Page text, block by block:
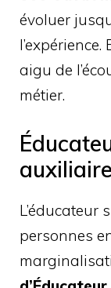
évoluer
aigu de
métier.
L’éducateur
personnes